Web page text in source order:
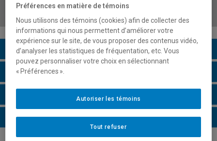
en biopsychologie
Description du cours
Horaire - Été 2026
Horaire - Automne 2026
Horaire - Hiver 2027
Préférences en matière de témoins
Nous utilisons des témoins (cookies) afin de collecter des
informations qui nous permettent d’améliorer votre
expérience sur le site, de vous proposer des contenus vidéo,
d’analyser les statistiques de fréquentation, etc. Vous
pouvez personnaliser votre choix en sélectionnant
« Préférences ».
Tout refuser
Autoriser les témoins